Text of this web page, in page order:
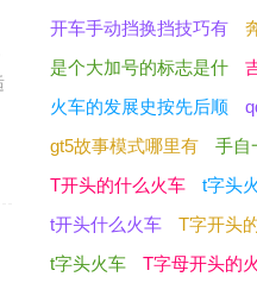
开车手动挡换挡技巧有
是个大加号的标志是什
火车的发展史按先后顺
gt5故事模式哪里有
手自
T开头的什么火车
t字头
t开头什么火车
T字开头
t字头火车
T字母开头的